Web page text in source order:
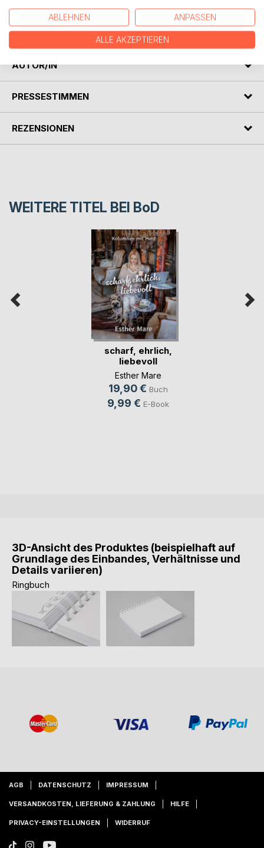
- Übersicht der Feier- und Festtage
- Übersicht der Schulferien in Deutschland
- 12 zusätzliche Notizseiten am Ende
AUTOR/IN
PRESSESTIMMEN
REZENSIONEN
WEITERE TITEL BEI BoD
scharf, ehrlich,
liebevoll
Esther Mare
19,90 € Buch
9,99 € E-Book
3D-Ansicht des Produktes (beispielhaft auf
Grundlage des Einbandes, Verhältnisse und
Details variieren)
Ringbuch
AGB DATENSCHUTZ IMPRESSUM
VERSANDKOSTEN, LIEFERUNG & ZAHLUNG HILFE
PRIVACY-EINSTELLUNGEN WIDERRUF
ABLEHNEN ANPASSEN
ALLE AKZEPTIEREN